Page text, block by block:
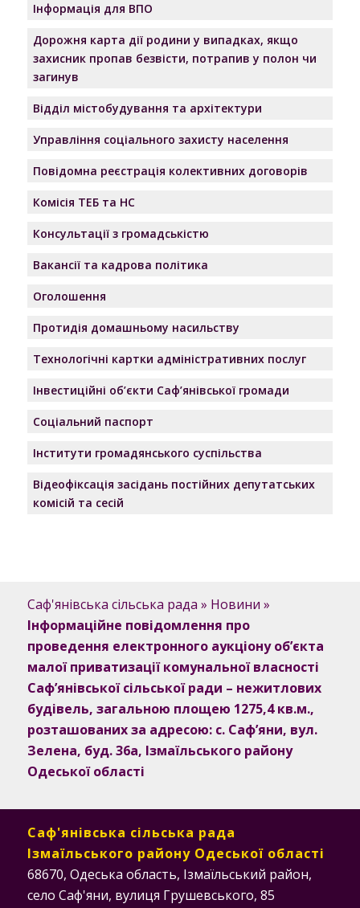
Інформація для ВПО
Дорожня карта дії родини у випадках, якщо
захисник пропав безвісти, потрапив у полон чи
загинув
Відділ містобудування та архітектури
Управління соціального захисту населення
Повідомна реєстрація колективних договорів
Комісія ТЕБ та НС
Консультації з громадськістю
Вакансії та кадрова політика
Оголошення
Протидія домашньому насильству
Технологічні картки адміністративних послуг
Інвестиційні об’єкти Саф’янівської громади
Соціальний паспорт
Інститути громадянського суспільства
Відеофіксація засідань постійних депутатських
комісій та сесій
Саф'янівська сільська рада » Новини »
Інформаційне повідомлення про
проведення електронного аукціону об’єкта
малої приватизації комунальної власності
Саф’янівської сільської ради – нежитлових
будівель, загальною площею 1275,4 кв.м.,
розташованих за адресою: с. Саф’яни, вул.
Зелена, буд. 36а, Ізмаїльського району
Одеської області
Саф'янівська сільська рада
Ізмаїльського району Одеської області
68670, Одеська область, Ізмаїльський район,
село Саф'яни, вулиця Грушевського, 85